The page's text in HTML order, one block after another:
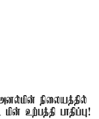
நிலையத்தில்
உற்பத்தி பாதிப்பு!